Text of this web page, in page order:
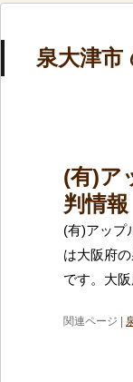
泉大津市
(有)ア
判情報
(有)アップ
は大阪府
です。大
関連ページ |